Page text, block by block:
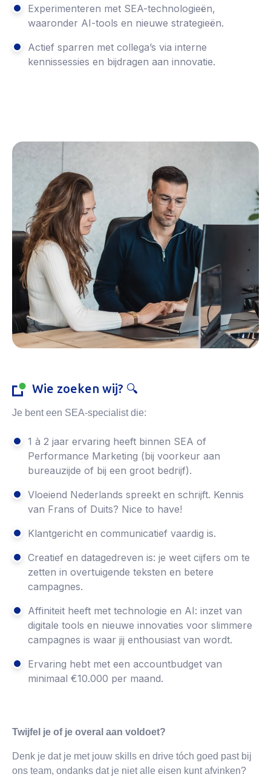
Experimenteren met SEA-technologieën,
waaronder AI-tools en nieuwe strategieën.
Actief sparren met collega’s via interne
kennissessies en bijdragen aan innovatie.
Wie zoeken wij? 🔍
Je bent een SEA-specialist die:
1 à 2 jaar ervaring heeft binnen SEA of
Performance Marketing (bij voorkeur aan
bureauzijde of bij een groot bedrijf).
Vloeiend Nederlands spreekt en schrijft. Kennis
van Frans of Duits? Nice to have!
Klantgericht en communicatief vaardig is.
Creatief en datagedreven is: je weet cijfers om te
zetten in overtuigende teksten en betere
campagnes.
Affiniteit heeft met technologie en AI: inzet van
digitale tools en nieuwe innovaties voor slimmere
campagnes is waar jij enthousiast van wordt.
Ervaring hebt met een accountbudget van
minimaal €10.000 per maand.
Twijfel je of je overal aan voldoet?
Denk je dat je met jouw skills en drive tóch goed past bij
ons team, ondanks dat je niet alle eisen kunt afvinken?